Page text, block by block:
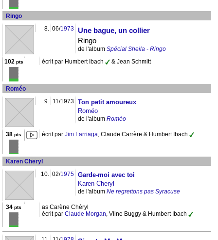
Ringo
8. 06/1973
Une bague, un collier
Ringo
de l'album Spécial Sheila - Ringo
102 pts écrit par Humbert Ibach & Jean Schmitt
Roméo
9. 11/1973
Ton petit amoureux
Roméo
de l'album Roméo
38 pts écrit par Jim Larriaga, Claude Carrère & Humbert Ibach
Karen Cheryl
10. 02/1975 Garde-moi avec toi
Karen Cheryl
de l'album Ne regrettons pas Syracuse
34 pts
as Carène Chéryl
écrit par Claude Morgan, Vline Buggy & Humbert Ibach